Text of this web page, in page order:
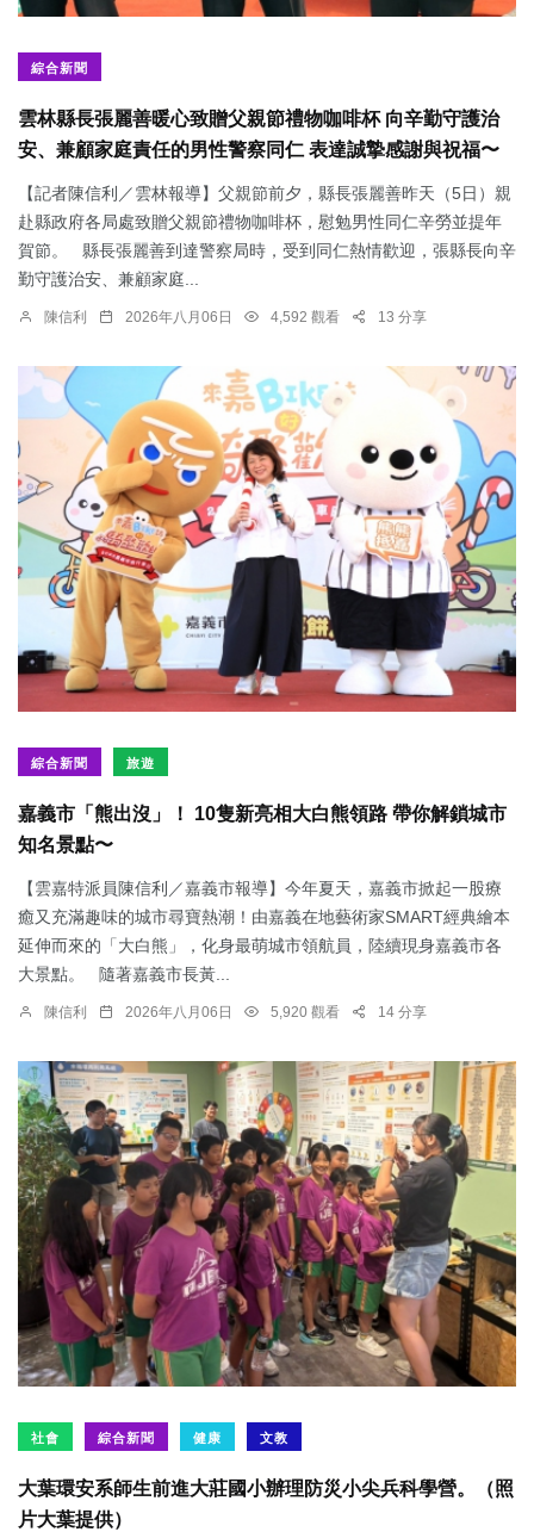
綜合新聞
雲林縣長張麗善暖心致贈父親節禮物咖啡杯 向辛勤守護治
安、兼顧家庭責任的男性警察同仁 表達誠摯感謝與祝福〜
【記者陳信利／雲林報導】父親節前夕，縣長張麗善昨天（5日）親
赴縣政府各局處致贈父親節禮物咖啡杯，慰勉男性同仁辛勞並提年
賀節。 縣長張麗善到達警察局時，受到同仁熱情歡迎，張縣長向辛
勤守護治安、兼顧家庭...
陳信利 2026年八月06日 4,592 觀看 13 分享
綜合新聞 旅遊
嘉義市「熊出沒」！ 10隻新亮相大白熊領路 帶你解鎖城市
知名景點〜
【雲嘉特派員陳信利／嘉義市報導】今年夏天，嘉義市掀起一股療
癒又充滿趣味的城市尋寶熱潮！由嘉義在地藝術家SMART經典繪本
延伸而來的「大白熊」，化身最萌城市領航員，陸續現身嘉義市各
大景點。 隨著嘉義市長黃...
陳信利 2026年八月06日 5,920 觀看 14 分享
社會 綜合新聞 健康 文教
大葉環安系師生前進大莊國小辦理防災小尖兵科學營。（照
片大葉提供）